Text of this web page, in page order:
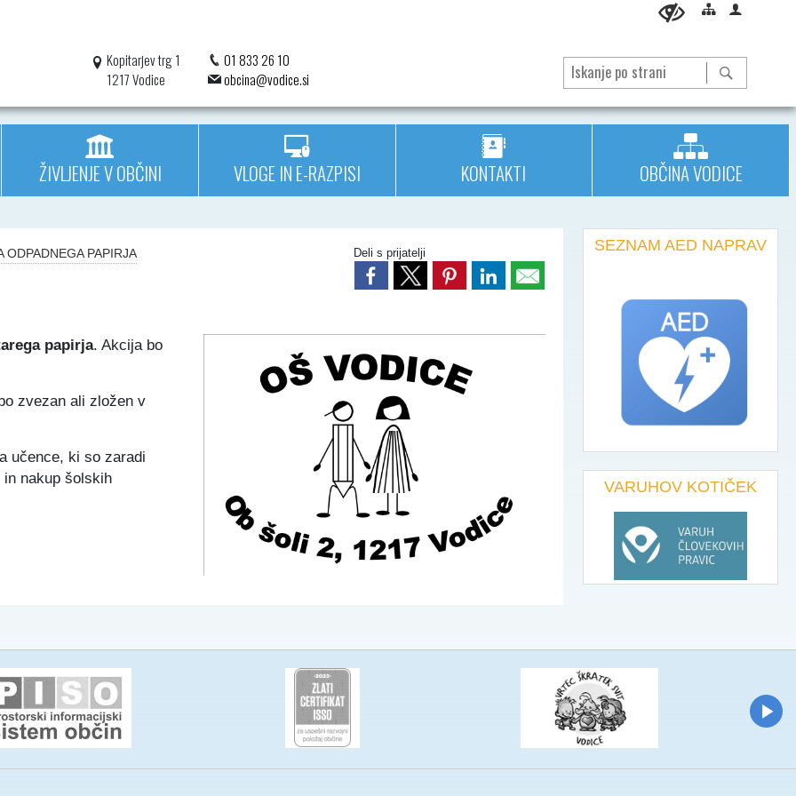
Kopitarjev trg 1
1217 Vodice
01 833 26 10
obcina@vodice.si
ŽIVLJENJE V OBČINI VLOGE IN E-RAZPISI KONTAKTI OBČINA VODICE
Deli s prijatelji
ODPADNEGA PAPIRJA
papirja. Akcija bo
zvezan ali zložen v
učence, ki so zaradi
nakup šolskih
SEZNAM AED NAPRAV
VARUHOV KOTIČEK